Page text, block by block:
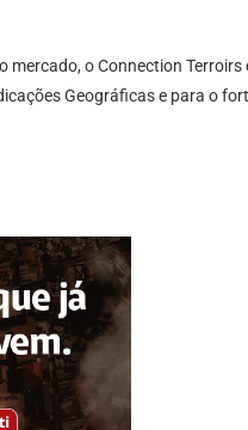
o Connection Terroirs
Geográficas e para o